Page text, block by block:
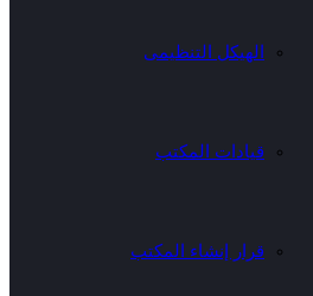
الهيكل التنظيمى
قيادات المكتب
قرار إنشاء المكتب